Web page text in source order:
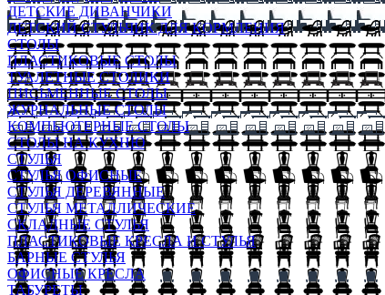
ДЕТСКИЕ ДИВАНЧИКИ
ДЕТСКИЙ СТУЛЬЧИК ДЛЯ КОРМЛЕНИЯ
СТОЛЫ
ПЛАСТИКОВЫЕ СТОЛЫ
ТУАЛЕТНЫЕ СТОЛИКИ
ПИСЬМЕННЫЕ СТОЛЫ
ЖУРНАЛЬНЫЕ СТОЛЫ
КОМПЬЮТЕРНЫЕ СТОЛЫ
СТОЛЫ НА КУХНЮ
СТУЛЬЯ
СТУЛЬЯ ОФИСНЫЕ
СТУЛЬЯ ДЕРЕВЯННЫЕ
СТУЛЬЯ МЕТАЛЛИЧЕСКИЕ
СКЛАДНЫЕ СТУЛЬЯ
ПЛАСТИКОВЫЕ КРЕСЛА И СТУЛЬЯ
БАРНЫЕ СТУЛЬЯ
ОФИСНЫЕ КРЕСЛА
ТАБУРЕТЫ